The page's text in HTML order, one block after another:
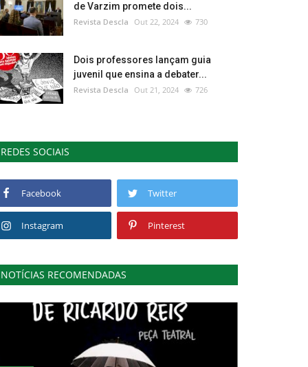
de Varzim promete dois...
Revista Descla Out 22, 2024 730
Dois professores lançam guia
juvenil que ensina a debater...
Revista Descla Out 21, 2024 726
REDES SOCIAIS
Facebook Twitter
Instagram Pinterest
NOTÍCIAS RECOMENDADAS